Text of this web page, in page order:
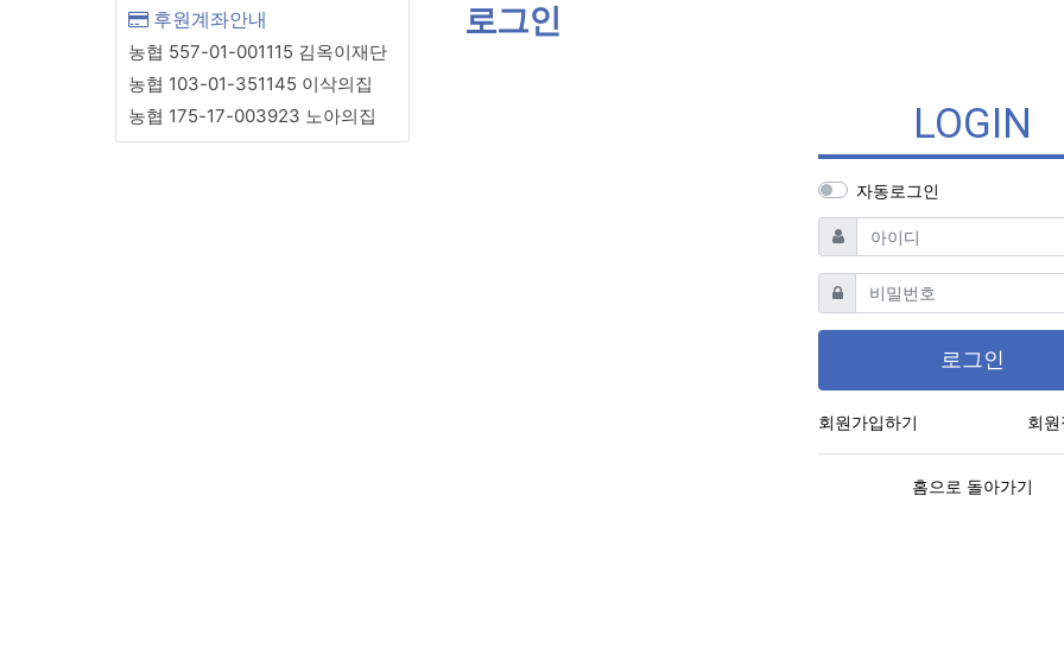
로그인
LOGIN
자동로그인
아이디
필수
비밀번호필수
로그인
회원가입하기 회
홈으로 돌아가기
후원계좌안내
농협 557-01-001115 김옥이재단
농협 103-01-351145 이삭의집
농협 175-17-003923 노아의집